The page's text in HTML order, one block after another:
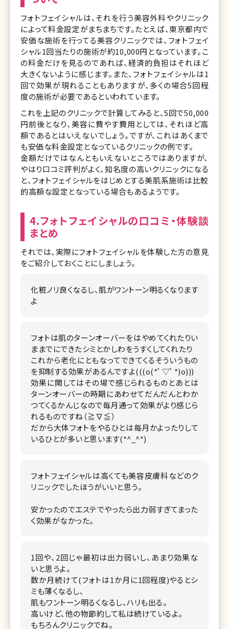
フォトフェイシャルは、それを行う美容外科やクリニック
によって料金設定がまちまちです。たとえば、東京都内で
安価な施術を行ってる美容クリニックでは、フォトフェイ
シャル1回当たりの施術が約10,000円となっています。こ
の料金だけを見るのであれば、経済的負担はそれほど
大きくないように感じます。また、フォトフェイシャルは1
回で効果が現れることもありますが、多くの場合5回程
度の施術が必要であるといわれています。
これを上記のクリニックで計算してみると、5回で50,000
円前後となり、美容に費やす費用としては、それほど高
額であるとはいえないでしょう。ですが、これはあくまで
も安価な料金設定となっているクリニックの例です。
金額だけではなんともいえないところではありますが、
やはり口コミ評判がよく、知名度の高いクリニックになる
と、フォトフェイシャルをはじめとする美肌系施術は比較
的高額な設定となっている場合もあるようです。
4.フォトフェイシャルの口コミ・体験談
まとめ
それでは、実際にフォトフェイシャルを体験した方の意見
をご紹介しておくことにしましょう。
化粧ノリ良くなるし、肌がワントーン明るくなります
よ
フォトは肌のターンオーバーをはやめてくれたりい
ままでにできたシミとかしわをうすくしてくれたり
これから老化にともなってできてくるそういうもの
を抑制する効果があるんですよ(((o(*ﾟ▽ﾟ*)o)))
効果に関してはその場で感じられるものとあとは
ターンオーバーの時期にあわせてだんだんとわか
つてくるかんじなので毎月通って効果がより感じら
れるものですね（≧∇≦）
だから大体フォトをやるひとは毎月かよったりして
いるひとが多いと思います(*^_^*)
フォトフェイシャルは高くても美容皮膚科などのク
リニックでしたほうがいいと思う。
安かったのでエステでやったら出力弱すぎてまった
く効果がなかった。
1回や、2回じゃ最初は出力弱いし、あまり効果な
いと思うよ。
数か月続けて(フォトは1か月に1回程度)やるとシ
ミも薄くなるし、
肌もワントーン明るくなるし、ハリも出る。
高いけど、他の物節約して私は続けているよ。
もちろんクリニックでね。